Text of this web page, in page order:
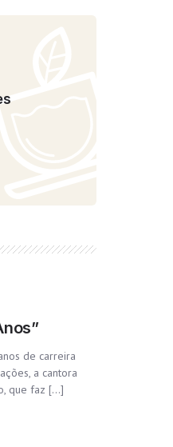
de carreira
a cantora
que faz […]